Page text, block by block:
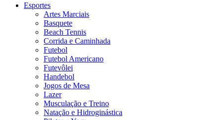
Esportes
Artes Marciais
Basquete
Beach Tennis
Corrida e Caminhada
Futebol
Futebol Americano
Futevôlei
Handebol
Jogos de Mesa
Lazer
Musculação e Treino
Natação e Hidroginástica